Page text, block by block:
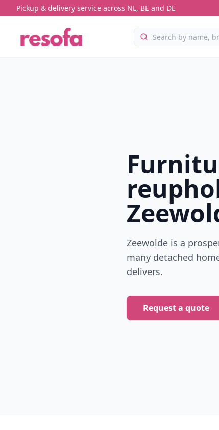
Pickup & delivery service across NL, BE and DE
Zeewolde is a
many detached
delivers.
Request a quote